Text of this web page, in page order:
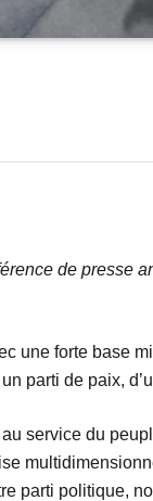
de presse
une forte base
parti de paix,
service du
parti politique,